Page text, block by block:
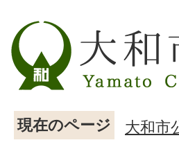
現在のページ 大和市